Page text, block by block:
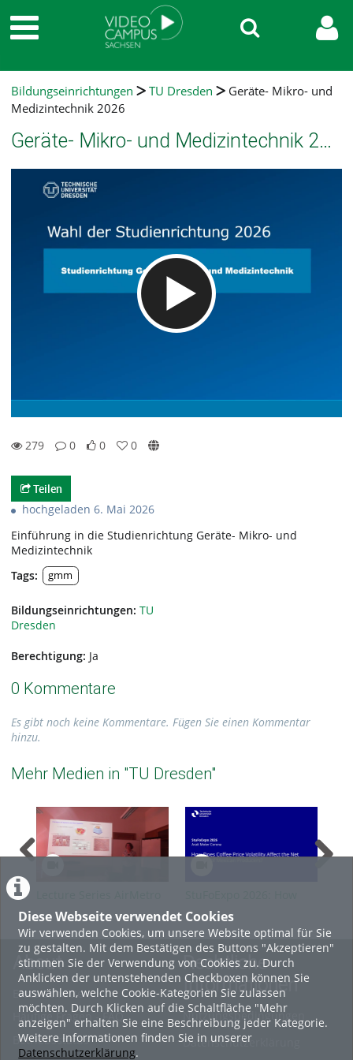
Diese Webseite verwendet Cookies
Wir verwenden Cookies, um unsere Website optimal für Sie
zu gestalten. Mit dem Bestätigen des Buttons "Akzeptieren"
stimmen Sie der Verwendung von Cookies zu. Durch
Anklicken der untenstehenden Checkboxen können Sie
auswählen, welche Cookie-Kategorien Sie zulassen
möchten. Durch Klicken auf die Schaltfläche "Mehr
anzeigen" erhalten Sie eine Beschreibung jeder Kategorie.
Weitere Informationen finden Sie in unserer
Datenschutzerklärung.
Bildungseinrichtungen TU Dresden
Geräte- Mikro- und
Medizintechnik 2026
Geräte- Mikro- und Medizintechnik 2026
279
0
0
0
Teilen
hochgeladen 6. Mai 2026
Einführung in die Studienrichtung Geräte- Mikro- und
Medizintechnik
Tags:
gmm
Bildungseinrichtungen: TU
Dresden
Berechtigung: Ja
0 Kommentare
Es gibt noch keine Kommentare. Fügen Sie einen Kommentar
hinzu.
Mehr Medien in "TU Dresden"
SS2026 Guest A.
Guehnemann
Does Coffee Price
Volatility Affect the Net
Income of Mexican
Producers?
About
Erste Schritte
Häufige Fragen - FAQ
Betriebsstatus
Rechtliche
Informationen
Nutzungsbedingungen
Datenschutzerklärung